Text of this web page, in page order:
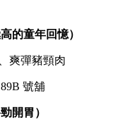
的童年回憶）
爽彈豬頸肉
號舖
開胃）